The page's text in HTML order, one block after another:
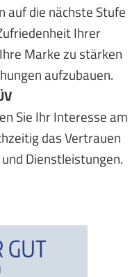
auf die nächste Stufe
Ihrer
Marke zu stärken
aufzubauen.
Sie Ihr Interesse am
das Vertrauen
Dienstleistungen.